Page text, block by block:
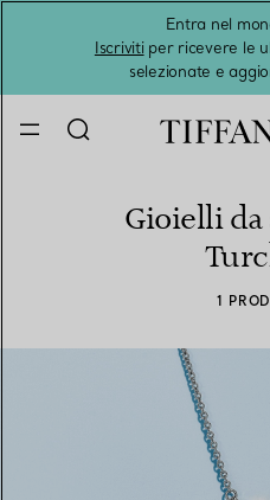
Entra nel
Iscrivitiper ricevere le
selezionate e
Gioielli da
1